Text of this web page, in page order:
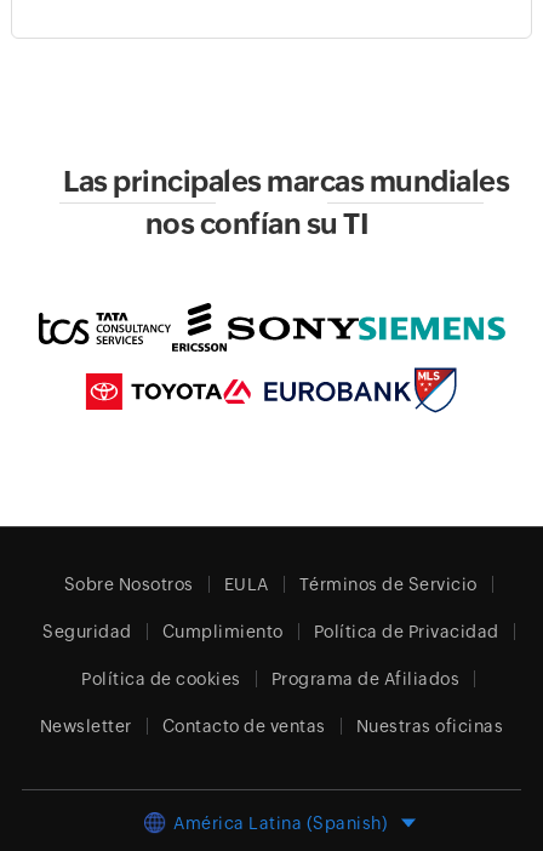
Las principales marcas mundiales
nos confían su TI
Sobre Nosotros EULA Términos de Servicio
Seguridad Cumplimiento Política de Privacidad
Política de cookies Programa de Afiliados
Newsletter Contacto de ventas Nuestras oficinas
América Latina (Spanish)